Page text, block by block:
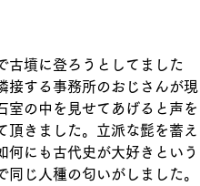
古墳に登ろうとしてました
接する事務所のおじさんが現
室の中を見せてあげると声を
頂きました。立派な髭を蓄え
何にも古代史が大好きという
同じ人種の匂いがしました。